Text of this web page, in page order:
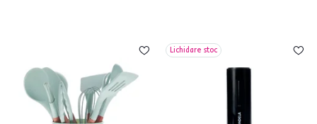
Lichidare stoc